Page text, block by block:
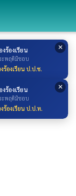
✕
งร้องเรียน
ะพฤติมิชอบ
ร้องเรียน ป.ป.ช.
✕
งร้องเรียน
ะพฤติมิชอบ
ร้องเรียน ป.ป.ท.